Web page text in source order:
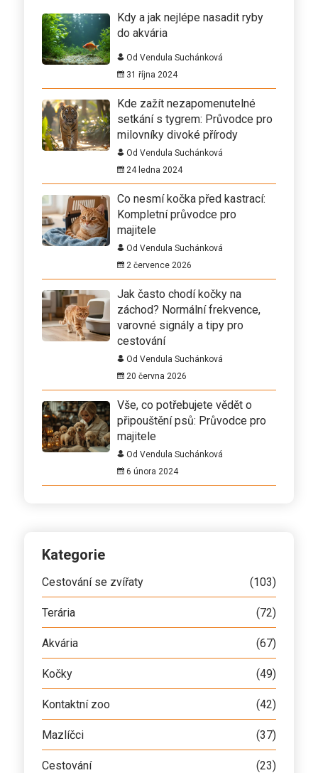
Kdy a jak nejlépe nasadit ryby
do akvária
Od Vendula Suchánková
31 října 2024
Kde zažít nezapomenutelné
setkání s tygrem: Průvodce pro
milovníky divoké přírody
Od Vendula Suchánková
24 ledna 2024
Co nesmí kočka před kastrací:
Kompletní průvodce pro
majitele
Od Vendula Suchánková
2 července 2026
Jak často chodí kočky na
záchod? Normální frekvence,
varovné signály a tipy pro
cestování
Od Vendula Suchánková
20 června 2026
Vše, co potřebujete vědět o
připouštění psů: Průvodce pro
majitele
Od Vendula Suchánková
6 února 2024
Kategorie
Cestování se zvířaty (103)
Terária (72)
Akvária (67)
Kočky (49)
Kontaktní zoo (42)
Mazlíčci (37)
Cestování (23)